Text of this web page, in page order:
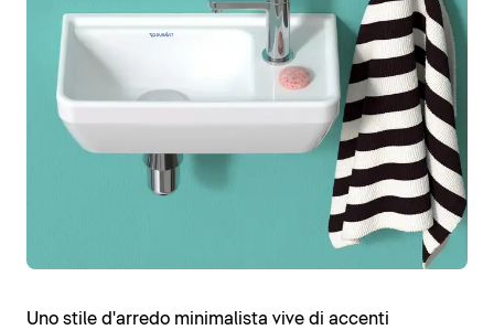
Uno stile d'arredo minimalista vive di accenti